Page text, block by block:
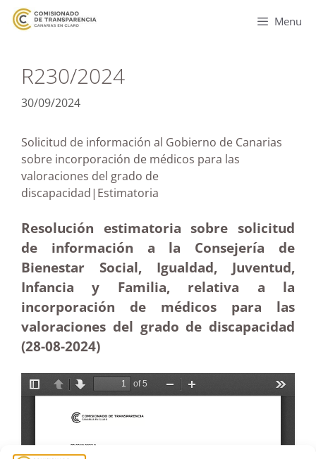
Menu
R230/2024
30/09/2024
Solicitud de información al Gobierno de Canarias
sobre incorporación de médicos para las
valoraciones del grado de
discapacidad|Estimatoria
Resolución estimatoria sobre solicitud
de información a la Consejería de
Bienestar Social, Igualdad, Juventud,
Infancia y Familia, relativa a la
incorporación de médicos para las
valoraciones del grado de discapacidad
(28-08-2024)